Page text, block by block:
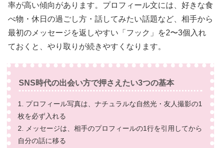
率が高い傾向があります。プロフィール文には、好きな食
べ物・休日の過ごし方・話してみたい話題など、相手から
最初のメッセージを返しやすい「フック」を2〜3個入れ
ておくと、やり取りが続きやすくなります。
SNS時代の出会い方で押さえたい3つの基本
1. プロフィール写真は、ナチュラルな自然光・友人撮影の1
枚を必ず入れる
2. メッセージは、相手のプロフィールの1行を引用してから
自分の話に移る